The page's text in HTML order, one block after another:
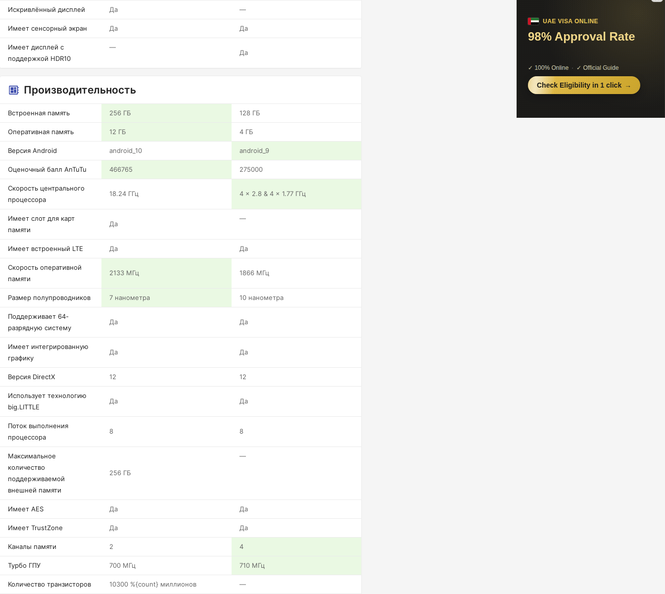
Искривлённый дисплей Да —
Имеет сенсорный экран Да Да
Имеет дисплей с
поддержкой HDR10
—
Да
Производительность
Встроенная память 256 ГБ 128 ГБ
Оперативная память 12 ГБ 4 ГБ
Версия Android android_10 android_9
Оценочный балл AnTuTu 466765 275000
Скорость центрального
процессора
18.24 ГГц 4 x 2.8 & 4 x 1.77 ГГц
Имеет слот для карт
памяти
Да
—
Имеет встроенный LTE Да Да
Скорость оперативной
памяти
2133 МГц 1866 МГц
Размер полупроводников 7 нанометра 10 нанометра
Поддерживает 64-
разрядную систему
Да Да
Имеет интегрированную
графику
Да Да
Версия DirectX 12 12
Использует технологию
big.LITTLE
Да Да
Поток выполнения
процессора
8 8
Максимальное
количество
поддерживаемой
внешней памяти
256 ГБ
—
Имеет AES Да Да
Имеет TrustZone Да Да
Каналы памяти 2 4
Турбо ГПУ 700 МГц 710 МГц
Количество транзисторов 10300 %{count} миллионов —